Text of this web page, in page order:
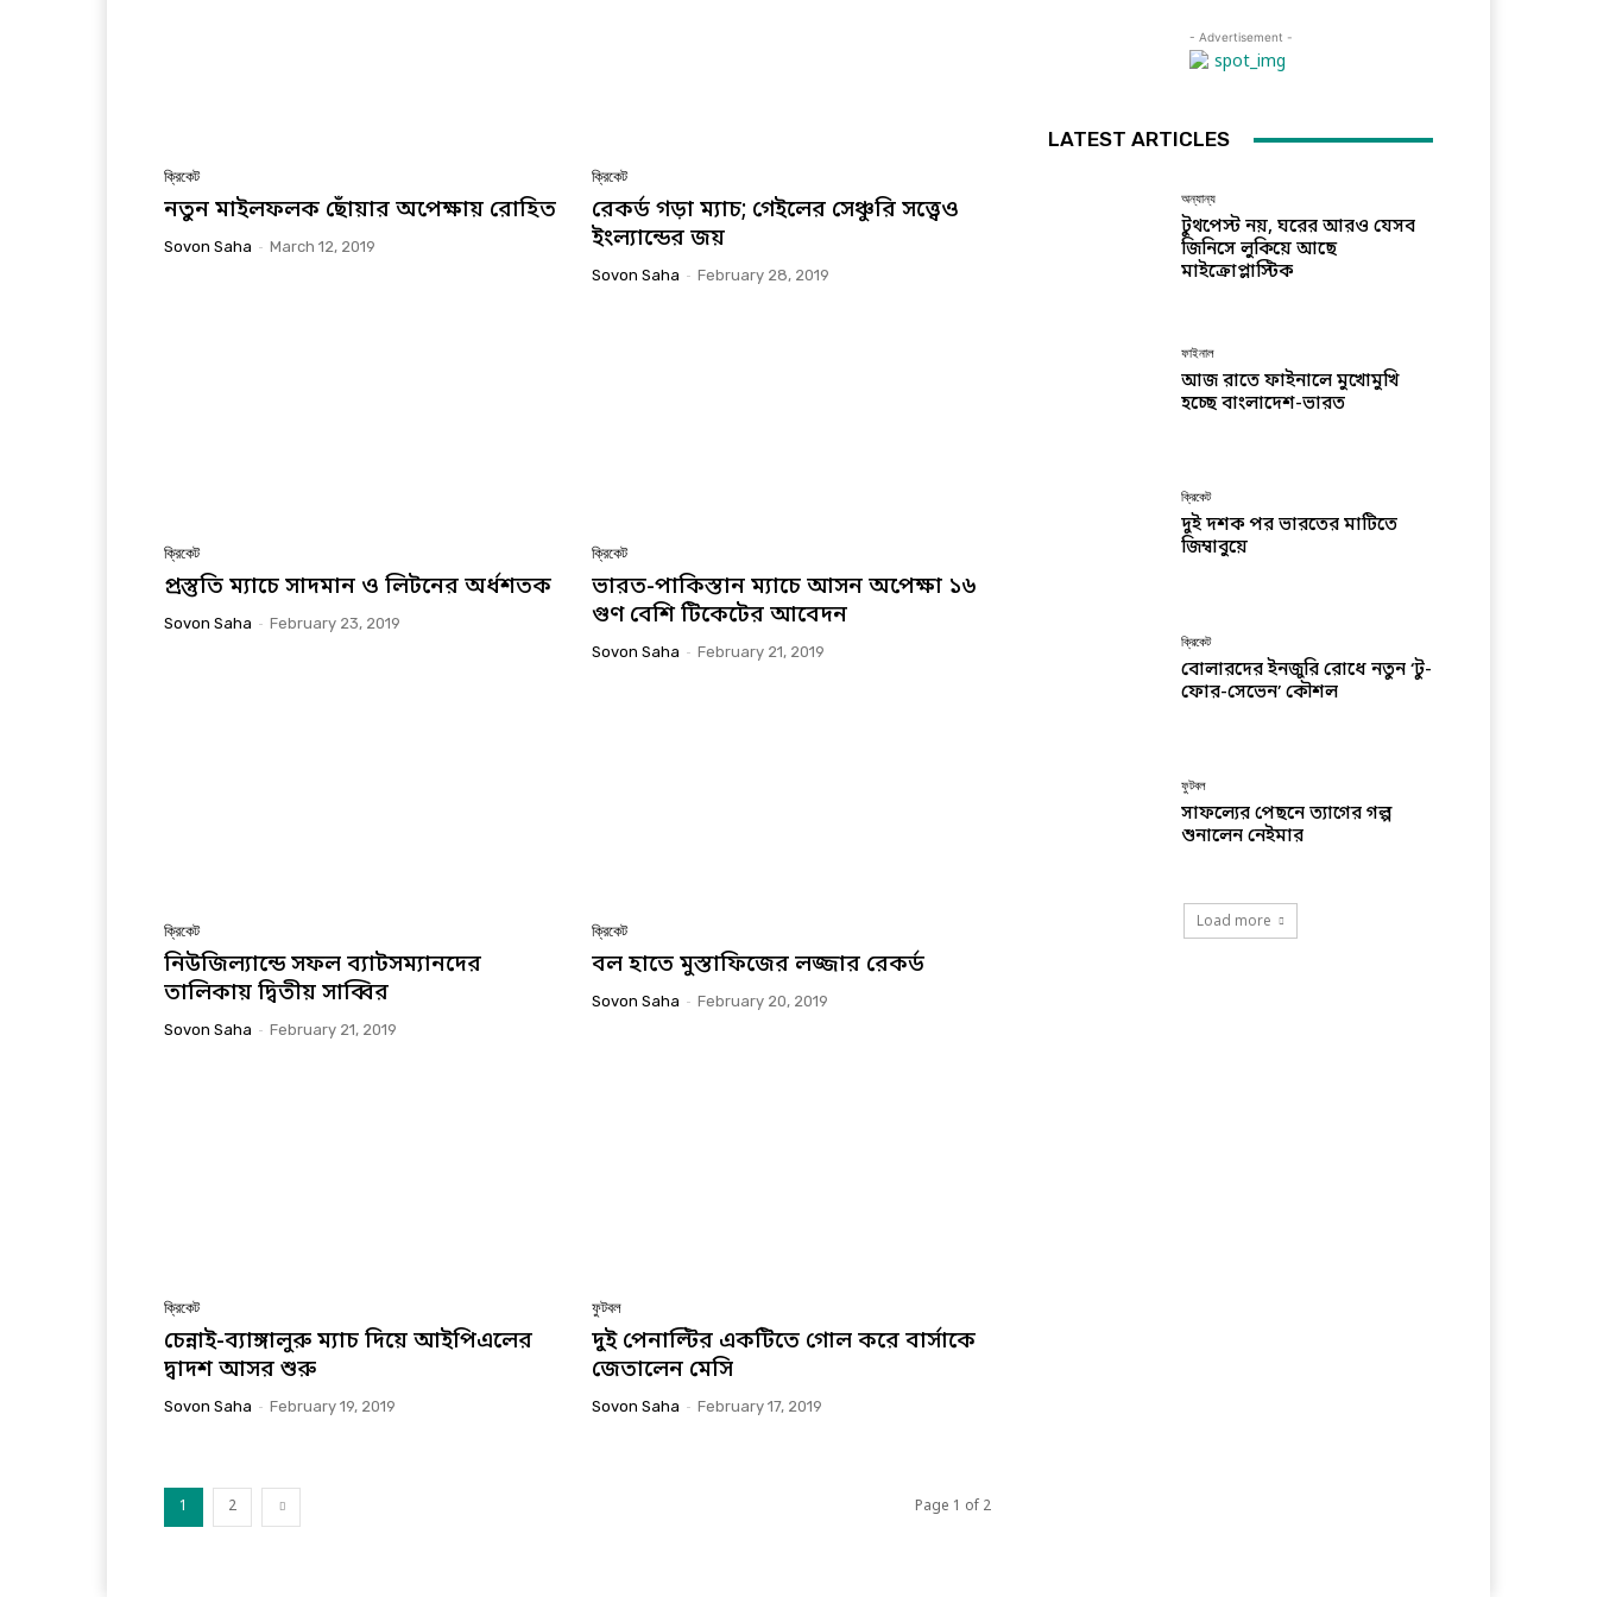
ক্রিকেট
নতুন মাইলফলক ছোঁয়ার অপেক্ষায় রোহিত
Sovon Saha - March 12, 2019
ক্রিকেট
রেকর্ড গড়া ম্যাচ; গেইলের সেঞ্চুরি সত্ত্বেও
ইংল্যান্ডের জয়
Sovon Saha - February 28, 2019
ক্রিকেট
প্রস্তুতি ম্যাচে সাদমান ও লিটনের অর্ধশতক
Sovon Saha - February 23, 2019
ক্রিকেট
ভারত-পাকিস্তান ম্যাচে আসন অপেক্ষা ১৬
গুণ বেশি টিকেটের আবেদন
Sovon Saha - February 21, 2019
ক্রিকেট
নিউজিল্যান্ডে সফল ব্যাটসম্যানদের
তালিকায় দ্বিতীয় সাব্বির
Sovon Saha - February 21, 2019
ক্রিকেট
বল হাতে মুস্তাফিজের লজ্জার রেকর্ড
Sovon Saha - February 20, 2019
ক্রিকেট
চেন্নাই-ব্যাঙ্গালুরু ম্যাচ দিয়ে আইপিএলের
দ্বাদশ আসর শুরু
Sovon Saha - February 19, 2019
ফুটবল
দুই পেনাল্টির একটিতে গোল করে বার্সাকে
জেতালেন মেসি
Sovon Saha - February 17, 2019
1 2 Page 1 of 2
- Advertisement -
LATEST ARTICLES
অন্যান্য
টুথপেস্ট নয়, ঘরের আরও যেসব
জিনিসে লুকিয়ে আছে
মাইক্রোপ্লাস্টিক
ফাইনাল
আজ রাতে ফাইনালে মুখোমুখি
হচ্ছে বাংলাদেশ-ভারত
ক্রিকেট
দুই দশক পর ভারতের মাটিতে
জিম্বাবুয়ে
ক্রিকেট
বোলারদের ইনজুরি রোধে নতুন ‘টু-
ফোর-সেভেন’ কৌশল
ফুটবল
সাফল্যের পেছনে ত্যাগের গল্প
শুনালেন নেইমার
Load more